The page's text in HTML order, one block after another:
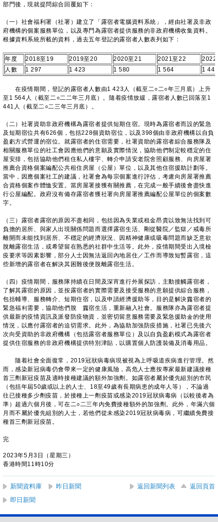
部門後，現就提問綜合回覆如下：
（一）社會福利署（社署）建立了「露宿者電腦資料系統」，經由社署及非政
府機構的個案服務單位，以及專門為露宿者提供服務的非政府機構收集資料。
根據資料系統所載的資料，過去五年登記的露宿者人數表列如下：
年度 2018至19 2019至20 2020至21 2021至22
2022
人數
1 297 1 423 1 580 1 564 1 441
在疫情期間，登記的露宿者人數由1 423人（截至二○二○年三月底）上升
至1 564人（截至二○二二年三月底）。隨着疫情放緩，露宿者人數已回落至1
441人（截至二○二三年三月底）。
（二）社署資助非政府機構為露宿者提供短期住宿。現時為露宿者而設的緊急
及短期宿位共有626個，包括228個資助宿位，以及398個由非政府機構以自負
盈虧方式營運的宿位。就露宿者的住宿需要，社署資助的露宿者綜合服務隊及
相關服務單位的社工會因應他們的意願及實際情況，協助他們制定較穩定的住
屋安排，包括協助他們租住私人樓宇、轉介申請安老院舍照顧服務、向房屋署
推薦合資格個案編配公共租住房屋（公屋）單位，以及其他住宿援助計劃等。
當中，因應個案社工的建議，社署會為每宗個案進行評估，考慮向房屋署推薦
合資格個案作體恤安置。當房屋署接獲有關推薦，在完成一般手續後會盡快進
行公屋編配。政府沒有備存露宿者獲社署向房屋署推薦編配公屋單位的個案數
字。
（三）露宿者露宿的原因不盡相同，包括因為失業或租金昂貴以致無法找到可
負擔的居所、與家人出現關係問題而選擇露宿生活、剛從醫院／監獄／戒毒所
離開而未能找到居所、不穩定的經濟狀況、因精神健康或吸毒問題而缺乏意欲
脫離露宿生活，或希望留在熟悉的社群中生活等。此外，疫情期間受出入境檢
疫要求等因素影響，部分人士因無法返回內地居住／工作而導致短暫露宿，這
些新增的露宿者在解決其困難後便脫離露宿生活。
（四）疫情期間，服務隊持續在日間及深宵進行外展探訪，主動接觸露宿者，
了解其露宿的原因，並按露宿者的實際需要及接受服務的意願提供綜合服務，
包括輔導、服務轉介、短期住宿，以及申請經濟援助等，目的是解決露宿者的
緊急福利需要，協助他們脫離露宿生活，重新融入社會。服務隊亦為露宿者提
供最新的疫情資訊及派發防疫物資，並密切留意服務需要及緊急援助金的使用
情況，以應付露宿者的迫切需求。此外，為協助加強防疫措施，社署已先後六
次向受資助的非政府機構（包括露宿者服務單位）及以自負盈虧模式為露宿者
提供住宿服務的非政府機構提供特別津貼，以購置個人防護裝備及消毒用品。
隨着社會全面復常，2019冠狀病毒病現被視為上呼吸道疾病進行管理。然
而，感染新冠病毒仍會帶來一定的健康風險，高危人士應按專家最新建議接種
首三劑新冠疫苗及適時接種建議的額外加強劑。如露宿者屬於優先組別的市民
（包括年屆50歲或以上的人士、18至49歲有長期病患的成年人等），不論過
往已接種多少劑疫苗，於接種上一劑疫苗或感染2019冠狀病毒病（以較後者為
準）超過六個月後，可在二○二三年內免費接種額外的加強劑。此外，年滿六個
月而不屬於優先組別的人士，若他們從未感染2019冠狀病毒病，可繼續免費接
種首三劑新冠疫苗。
完
2023年5月3日（星期三）
香港時間11時10分
新聞資料庫 昨日新聞 返回新聞列表
返回頁首
即日新聞